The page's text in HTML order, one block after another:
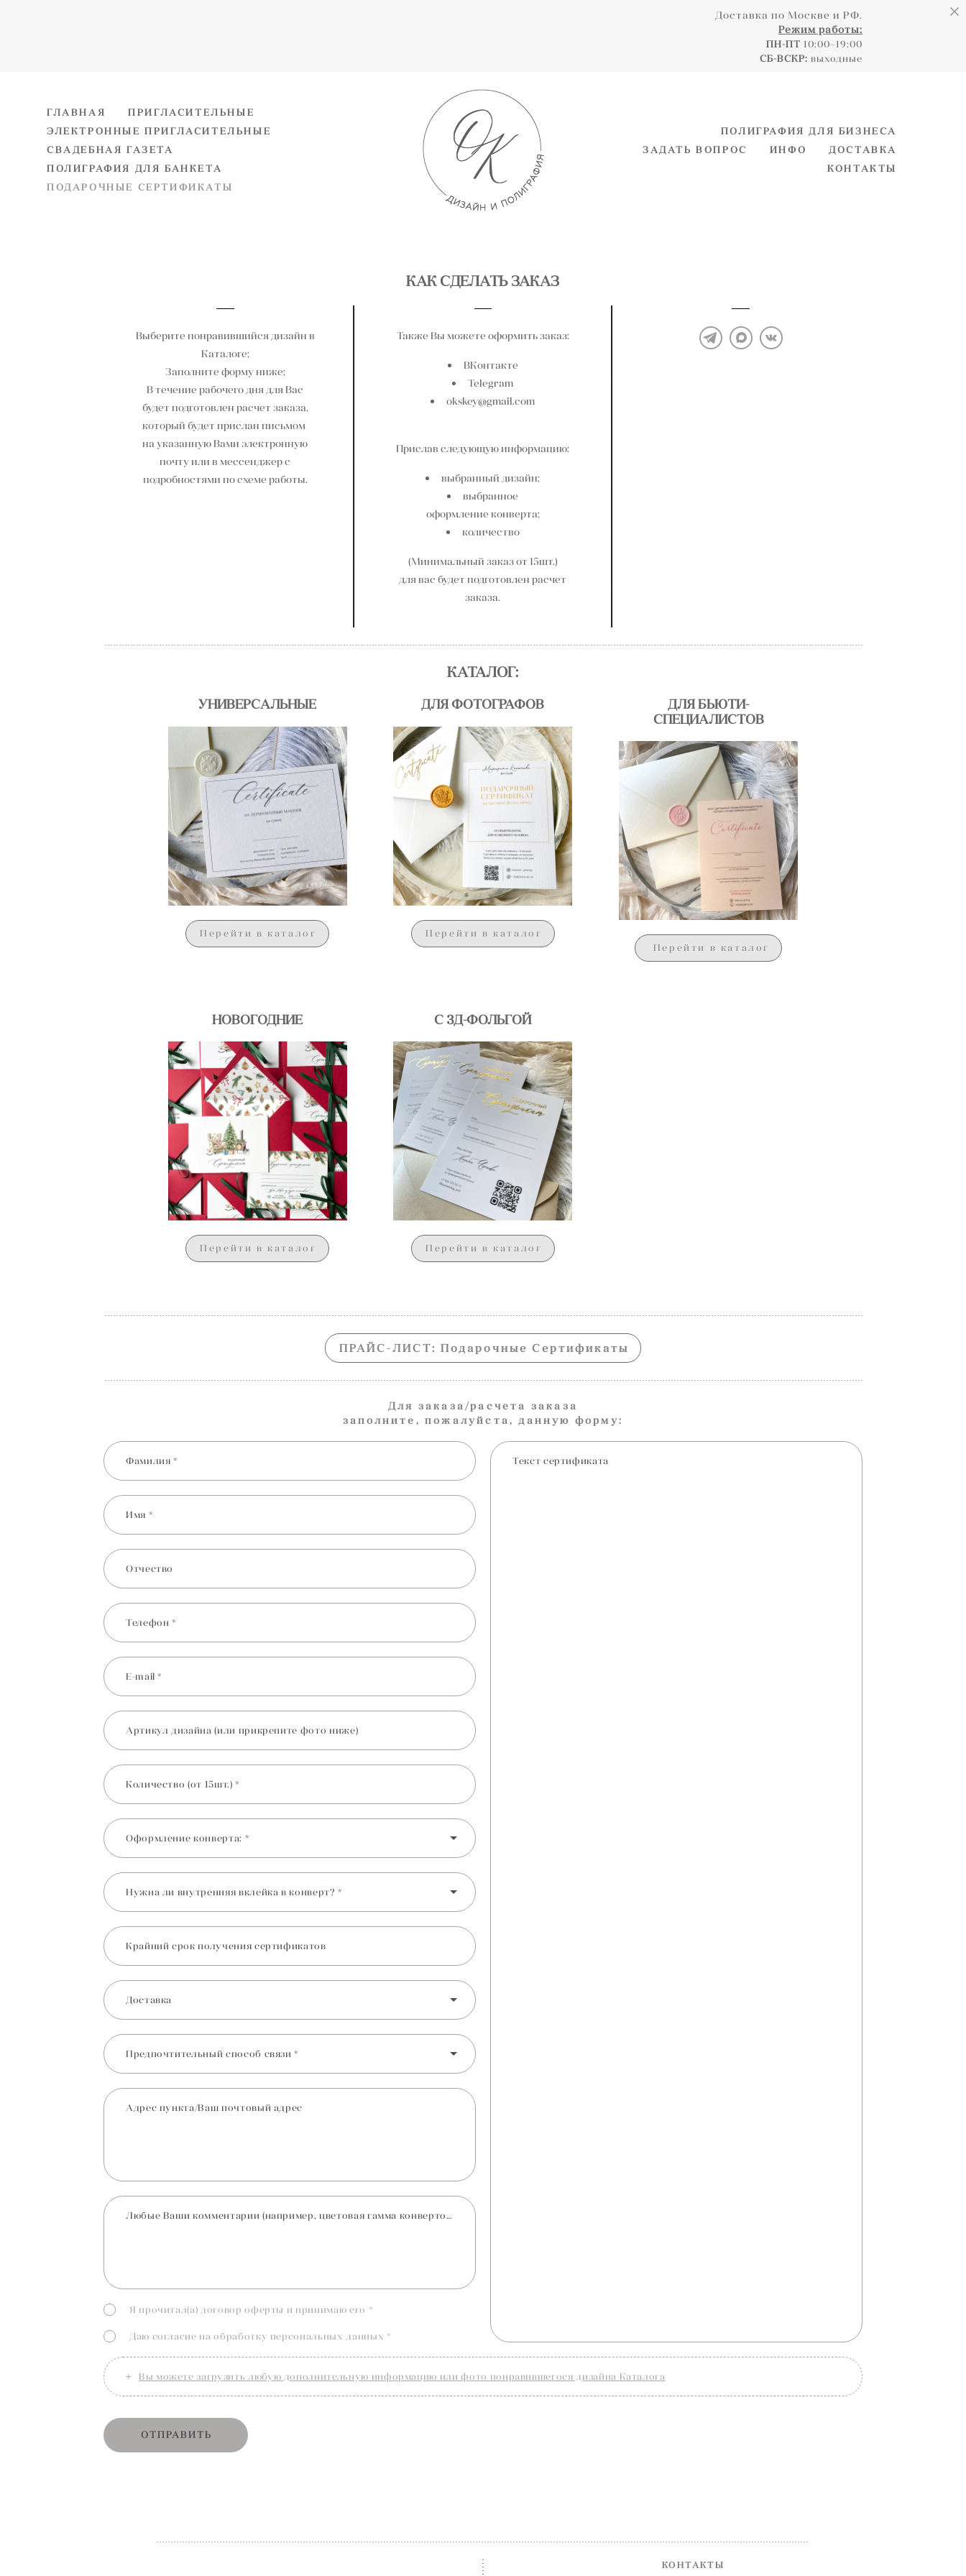
Доставка по Москве и РФ.
Режим работы:
ПН-ПТ 10:00–19:00
СБ-ВСКР: выходные
ГЛАВНАЯ
ПРИГЛАСИТЕЛЬНЫЕ
ЭЛЕКТРОННЫЕ ПРИГЛАСИТЕЛЬНЫЕ
СВАДЕБНАЯ ГАЗЕТА
ПОЛИГРАФИЯ ДЛЯ БАНКЕТА
ПОДАРОЧНЫЕ СЕРТИФИКАТЫ
ПОЛИГРАФИЯ ДЛЯ БИЗНЕСА
ЗАДАТЬ ВОПРОС
ИНФО
ДОСТАВКА
КОНТАКТЫ
КАК СДЕЛАТЬ ЗАКАЗ
Выберите понравившийся дизайн в
Каталоге;
Заполните форму ниже;
В течение рабочего дня для Вас
будет подготовлен расчет заказа,
который будет прислан письмом
на указанную Вами электронную
почту или в мессенджер с
подробностями по схеме работы.
Также Вы можете оформить заказ:
ВКонтакте
Telegram
okskey@gmail.com
Прислав следующую информацию:
выбранный дизайн;
выбранное
оформление конверта;
количество
(Минимальный заказ от 15шт.)
для вас будет подготовлен расчет
заказа.
КАТАЛОГ:
УНИВЕРСАЛЬНЫЕ
Перейти в каталог
ДЛЯ ФОТОГРАФОВ
Перейти в каталог
ДЛЯ БЬЮТИ-
СПЕЦИАЛИСТОВ
Перейти в каталог
НОВОГОДНИЕ
Перейти в каталог
С 3Д-ФОЛЬГОЙ
Перейти в каталог
ПРАЙС-ЛИСТ: Подарочные Сертификаты
Для заказа/расчета заказа
заполните, пожалуйста, данную форму:
Фамилия *
Имя *
Отчество
Телефон *
E-mail *
Артикул дизайна (или прикрепите фото ниже)
Количество (от 15шт.) *
Оформление конверта: *
Нужна ли внутренняя вклейка в конверт? *
Крайний срок получения сертификатов
Доставка
Предпочтительный способ связи *
Адрес пункта/Ваш почтовый адрес
Любые Ваши комментарии (например, цветовая гамма конвертов, понравившиеся шрифты, пожелания по оформлению)
Я прочитал(а) договороферты и принимаю его *
Даю согласие наобработку персональных данных *
Текст сертификата
Вы можете загрузить любую дополнительную информацию или фото понравившегося дизайна Каталога
ОТПРАВИТЬ
КОНТАКТЫ